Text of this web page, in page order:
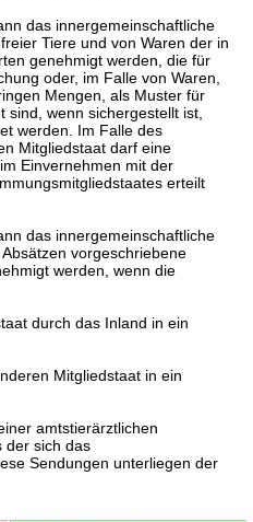
das innergemeinschaftliche
Tiere und von Waren der in
genehmigt werden, die für
oder, im Falle von Waren,
Mengen, als Muster für
wenn sichergestellt ist,
werden. Im Falle des
Mitgliedstaat darf eine
Einvernehmen mit der
erteilt
das innergemeinschaftliche
vorgeschriebene
werden, wenn die
durch das Inland in ein
Mitgliedstaat in ein
amtstierärztlichen
der sich das
Sendungen unterliegen der